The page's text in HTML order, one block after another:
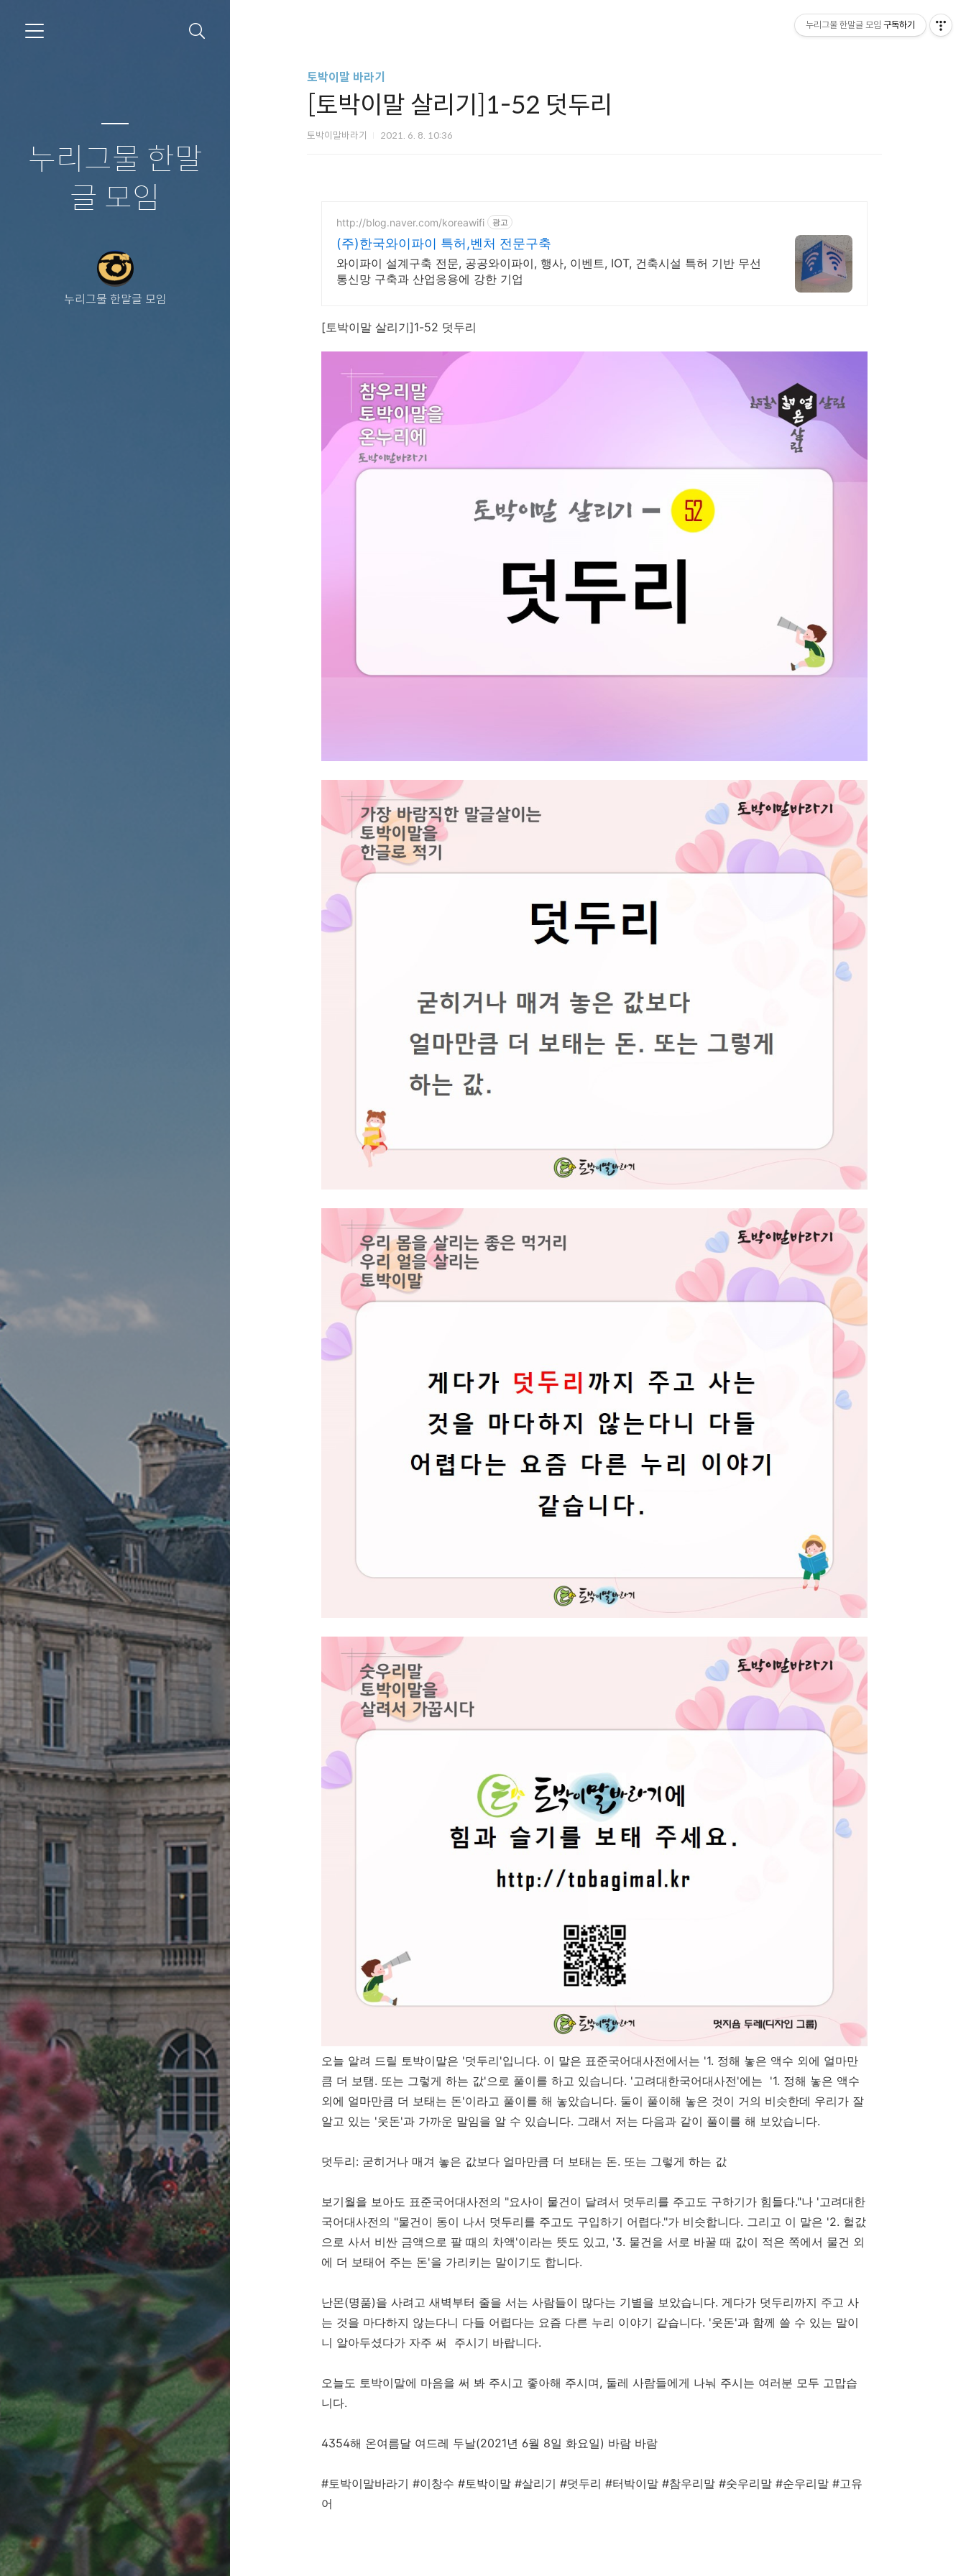
누리그물 한말
글 모임
누리그물 한말글 모임
토박이말 바라기
[토박이말 살리기]1-52 덧두리
토박이말바라기 2021. 6. 8. 10:36
http://blog.naver.com/koreawifi 광고
(주)한국와이파이 특허,벤처 전문구축
와이파이 설계구축 전문, 공공와이파이, 행사, 이벤트, IOT, 건축시설 특허 기반 무선
통신망 구축과 산업응용에 강한 기업
[토박이말 살리기]1-52 덧두리
오늘 알려 드릴 토박이말은 '덧두리'입니다. 이 말은 표준국어대사전에서는 '1. 정해 놓은 액수 외에 얼마만
큼 더 보탬. 또는 그렇게 하는 값'으로 풀이를 하고 있습니다. '고려대한국어대사전'에는 '1. 정해 놓은 액수
외에 얼마만큼 더 보태는 돈'이라고 풀이를 해 놓았습니다. 둘이 풀이해 놓은 것이 거의 비슷한데 우리가 잘
알고 있는 '웃돈'과 가까운 말임을 알 수 있습니다. 그래서 저는 다음과 같이 풀이를 해 보았습니다.
덧두리: 굳히거나 매겨 놓은 값보다 얼마만큼 더 보태는 돈. 또는 그렇게 하는 값
보기월을 보아도 표준국어대사전의 "요사이 물건이 달려서 덧두리를 주고도 구하기가 힘들다."나 '고려대한
국어대사전의 "물건이 동이 나서 덧두리를 주고도 구입하기 어렵다."가 비슷합니다. 그리고 이 말은 '2. 헐값
으로 사서 비싼 금액으로 팔 때의 차액'이라는 뜻도 있고, '3. 물건을 서로 바꿀 때 값이 적은 쪽에서 물건 외
에 더 보태어 주는 돈'을 가리키는 말이기도 합니다.
난몬(명품)을 사려고 새벽부터 줄을 서는 사람들이 많다는 기별을 보았습니다. 게다가 덧두리까지 주고 사
는 것을 마다하지 않는다니 다들 어렵다는 요즘 다른 누리 이야기 같습니다. '웃돈'과 함께 쓸 수 있는 말이
니 알아두셨다가 자주 써 주시기 바랍니다.
오늘도 토박이말에 마음을 써 봐 주시고 좋아해 주시며, 둘레 사람들에게 나눠 주시는 여러분 모두 고맙습
니다.
4354해 온여름달 여드레 두날(2021년 6월 8일 화요일) 바람 바람
#토박이말바라기 #이창수 #토박이말 #살리기 #덧두리 #터박이말 #참우리말 #숫우리말 #순우리말 #고유
어
누리그물 한말글 모임 구독하기